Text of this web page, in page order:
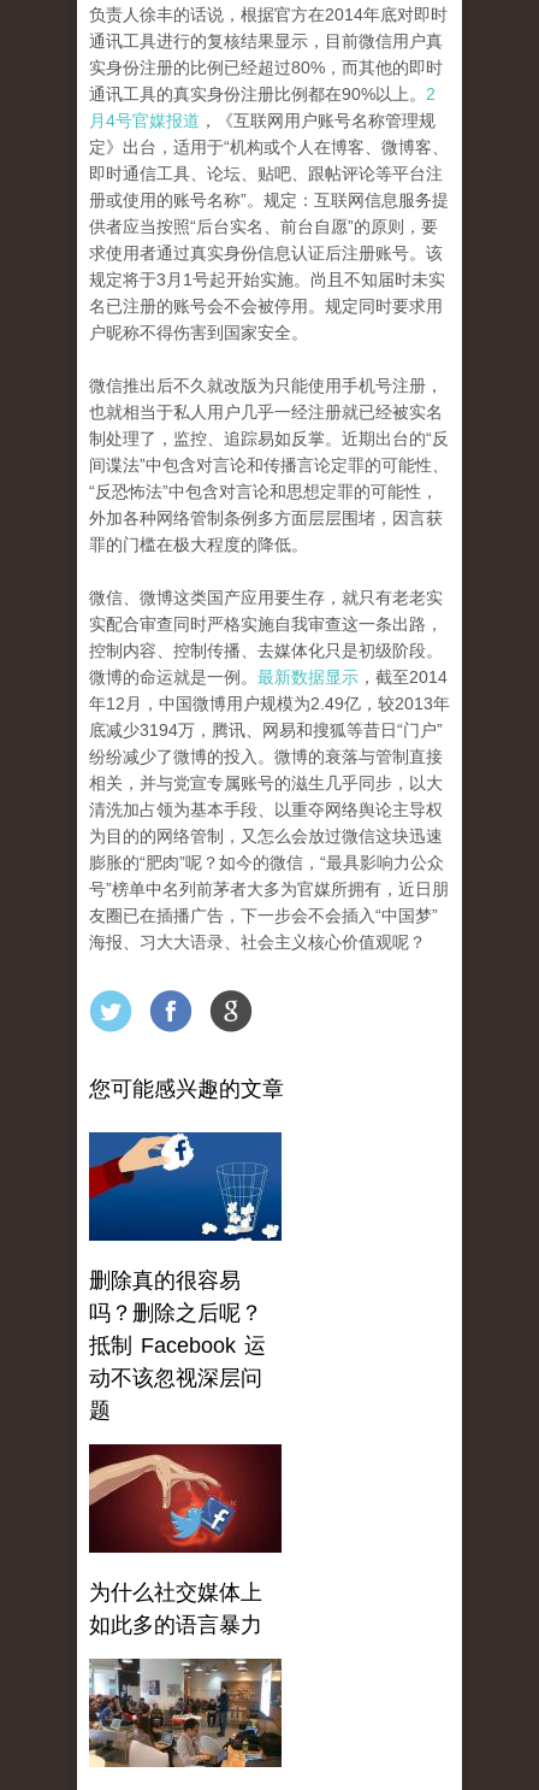
负责人徐丰的话说，根据官方在2014年底对即时
通讯工具进行的复核结果显示，目前微信用户真
实身份注册的比例已经超过80%，而其他的即时
通讯工具的真实身份注册比例都在90%以上。 2
月4号官媒报道 ，《互联网用户账号名称管理规
定》出台，适用于“机构或个人在博客、微博客、
即时通信工具、论坛、贴吧、跟帖评论等平台注
册或使用的账号名称”。规定：互联网信息服务提
供者应当按照“后台实名、前台自愿”的原则，要
求使用者通过真实身份信息认证后注册账号。该
规定将于3月1号起开始实施。尚且不知届时未实
名已注册的账号会不会被停用。规定同时要求用
户昵称不得伤害到国家安全。
微信推出后不久就改版为只能使用手机号注册，
也就相当于私人用户几乎一经注册就已经被实名
制处理了，监控、追踪易如反掌。近期出台的“反
间谍法”中包含对言论和传播言论定罪的可能性、
“反恐怖法”中包含对言论和思想定罪的可能性，
外加各种网络管制条例多方面层层围堵，因言获
罪的门槛在极大程度的降低。
微信、微博这类国产应用要生存，就只有老老实
实配合审查同时严格实施自我审查这一条出路，
控制内容、控制传播、去媒体化只是初级阶段。
微博的命运就是一例。 最新数据显示 ，截至2014
年12月，中国微博用户规模为2.49亿，较2013年
底减少3194万，腾讯、网易和搜狐等昔日“门户”
纷纷减少了微博的投入。微博的衰落与管制直接
相关，并与党宣专属账号的滋生几乎同步，以大
清洗加占领为基本手段、以重夺网络舆论主导权
为目的的网络管制，又怎么会放过微信这块迅速
膨胀的“肥肉”呢？如今的微信，“最具影响力公众
号”榜单中名列前茅者大多为官媒所拥有，近日朋
友圈已在插播广告，下一步会不会插入“中国梦”
海报、习大大语录、社会主义核心价值观呢？
您可能感兴趣的文章
删除真的很容易
吗？删除之后呢？
抵制 Facebook 运
动不该忽视深层问
题
为什么社交媒体上
如此多的语言暴力